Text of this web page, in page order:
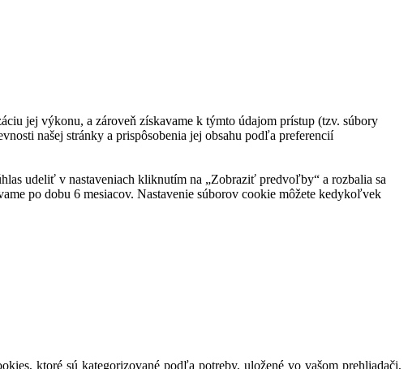
jej výkonu, a zároveň získavame k týmto údajom prístup (tzv. súbory
našej stránky a prispôsobenia jej obsahu podľa preferencií
udeliť v nastaveniach kliknutím na „Zobraziť predvoľby“ a rozbalia sa
po dobu 6 mesiacov. Nastavenie súborov cookie môžete kedykoľvek
ktoré sú kategorizované podľa potreby, uložené vo vašom prehliadači,